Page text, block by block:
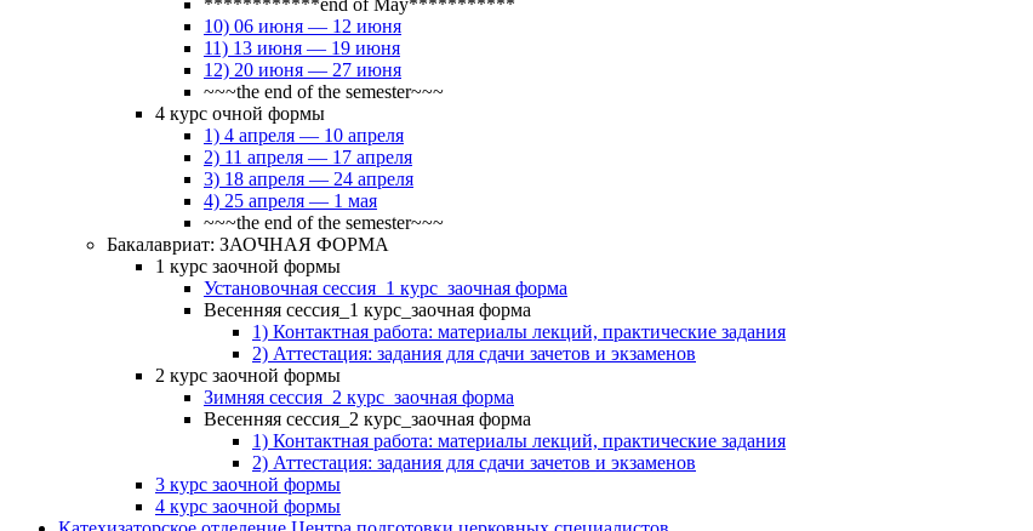
************end of May***********
10) 06 июня — 12 июня
11) 13 июня — 19 июня
12) 20 июня — 27 июня
~~~the end of the semester~~~
4 курс очной формы
1) 4 апреля — 10 апреля
2) 11 апреля — 17 апреля
3) 18 апреля — 24 апреля
4) 25 апреля — 1 мая
~~~the end of the semester~~~
Бакалавриат: ЗАОЧНАЯ ФОРМА
1 курс заочной формы
Установочная сессия_1 курс_заочная форма
Весенняя сессия_1 курс_заочная форма
1) Контактная работа: материалы лекций, практические задания
2) Аттестация: задания для сдачи зачетов и экзаменов
2 курс заочной формы
Зимняя сессия_2 курс_заочная форма
Весенняя сессия_2 курс_заочная форма
1) Контактная работа: материалы лекций, практические задания
2) Аттестация: задания для сдачи зачетов и экзаменов
3 курс заочной формы
4 курс заочной формы